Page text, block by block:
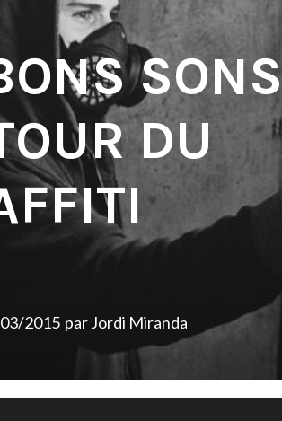
SONS
DU
2015 parJordi Miranda